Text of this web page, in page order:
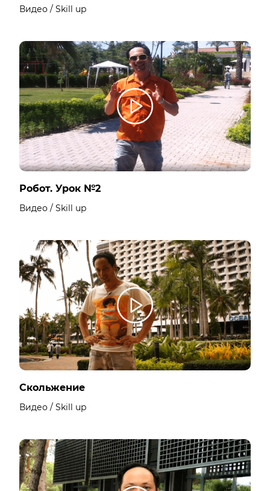
Видео / Skill up
Робот. Урок №2
Видео / Skill up
Скольжение
Видео / Skill up